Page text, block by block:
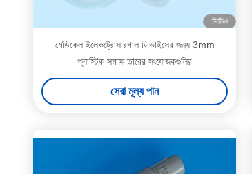
ভিডিও
মেডিকেল ইলেকট্রোসারগাল ডিভাইসের জন্য 3mm
প্লাস্টিক সমাক্ষ তারের সংযোজকগুলির
সেরা মূল্য পান